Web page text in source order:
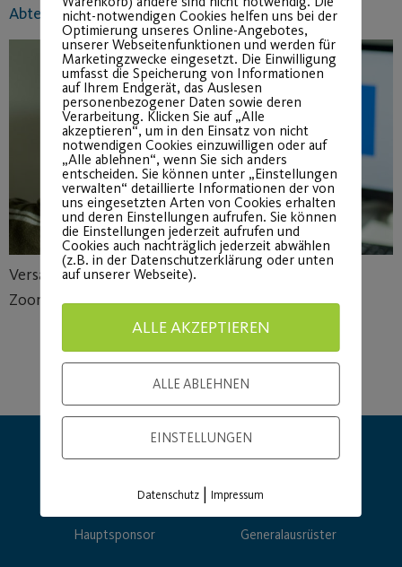
Abteilungsversammlung Volleyball
Versammlung findet am 21.05.21 um 19:00 Uhr über
Zoom statt.
Hauptsponsor Generalausrüster
nicht-notwendigen Cookies helfen uns bei der
Optimierung unseres Online-Angebotes,
unserer Webseitenfunktionen und werden für
Marketingzwecke eingesetzt. Die Einwilligung
umfasst die Speicherung von Informationen
auf Ihrem Endgerät, das Auslesen
personenbezogener Daten sowie deren
Verarbeitung. Klicken Sie auf „Alle
akzeptieren“, um in den Einsatz von nicht
notwendigen Cookies einzuwilligen oder auf
„Alle ablehnen“, wenn Sie sich anders
entscheiden. Sie können unter „Einstellungen
verwalten“ detaillierte Informationen der von
uns eingesetzten Arten von Cookies erhalten
und deren Einstellungen aufrufen. Sie können
die Einstellungen jederzeit aufrufen und
Cookies auch nachträglich jederzeit abwählen
(z.B. in der Datenschutzerklärung oder unten
auf unserer Webseite).
ALLE AKZEPTIEREN
ALLE ABLEHNEN
EINSTELLUNGEN
Datenschutz |Impressum